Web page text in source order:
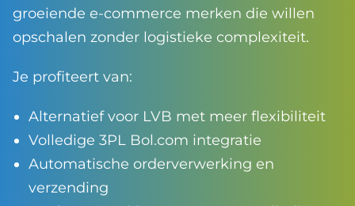
groeiende e-commerce merken die willen
opschalen zonder logistieke complexiteit.
Je profiteert van:
Alternatief voor LVB met meer flexibiliteit
Volledige 3PL Bol.com integratie
Automatische orderverwerking en
verzending